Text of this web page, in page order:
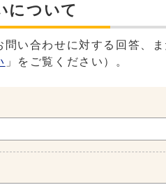
について
い合わせに対する回答、
」をご覧ください）。